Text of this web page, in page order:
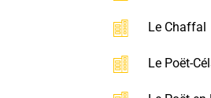
Le Chaffal
Le Poët-